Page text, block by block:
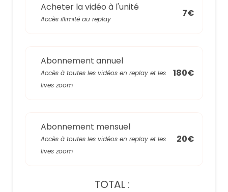
Acheter la vidéo à l'unité
Accès illimité au replay
7€
Abonnement annuel
Accès à toutes les vidéos en replay et les
lives zoom
180€
Abonnement mensuel
Accès à toutes les vidéos en replay et les
lives zoom
20€
TOTAL :